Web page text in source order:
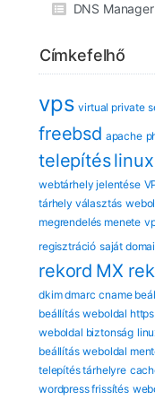
DNS Manager
Címkefelhő
vps virtual private
freebsd apache
telepítéslinux
webtárhely jelentése
tárhely választás
megrendelés menete
regisztráció saját
rekord MX
dkim dmarc cname
beállítás weboldal https
weboldal biztonság
beállítás weboldal
telepítés tárhelyre
wordpress frissítés